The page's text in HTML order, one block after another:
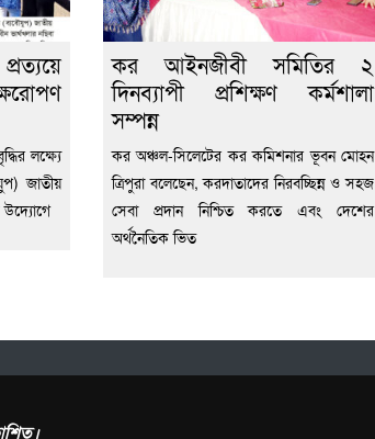
লক্ষ্যে
জাতীয়
উদ্যোগে
কর আইনজীবী সমিতির ২
দিনব্যাপী প্রশিক্ষণ কর্মশালা
সম্পন্ন
কর অঞ্চল-সিলেটের কর কমিশনার ভূবন মোহন
ত্রিপুরা বলেছেন, করদাতাদের নিরবচ্ছিন্ন ও সহজ
সেবা প্রদান নিশ্চিত করতে এবং দেশের
অর্থনৈতিক ভিত